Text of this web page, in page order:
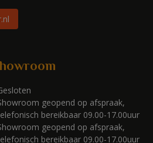
geopend op afspraak,
bereikbaar 09.00-17.00uur
geopend op afspraak,
bereikbaar 09.00-17.00uur